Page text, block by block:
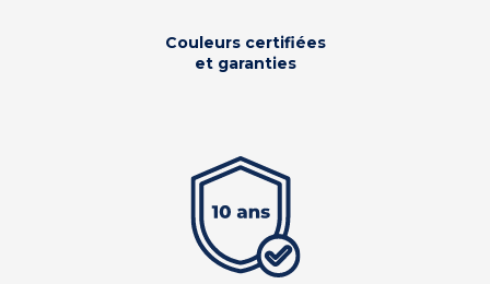
Couleurs certifiées
et garanties